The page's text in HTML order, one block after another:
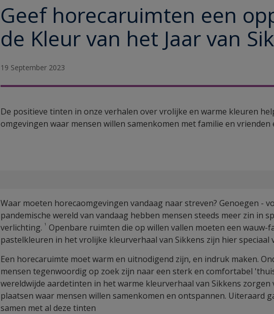
Geef horecaruimten een
de Kleur van het Jaar van
19 September 2023
De positieve tinten in onze verhalen over vrolijke en warme kleuren
omgevingen waar mensen willen samenkomen met familie en vrienden
Waar moeten horecaomgevingen vandaag naar streven? Genoegen -
pandemische wereld van vandaag hebben mensen steeds meer zin in
verlichting. 1 Openbare ruimten die op willen vallen moeten een wauw-
pastelkleuren in het vrolijke kleurverhaal van Sikkens zijn hier speciaal
Een horecaruimte moet warm en uitnodigend zijn, en indruk maken.
mensen tegenwoordig op zoek zijn naar een sterk en comfortabel
wereldwijde aardetinten in het warme kleurverhaal van Sikkens
plaatsen waar mensen willen samenkomen en ontspannen. Uiteraard
samen met al deze tinten